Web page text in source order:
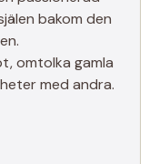
bakom den
omtolka gamla
med andra.